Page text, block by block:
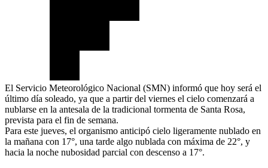
El Servicio Meteorológico Nacional (SMN) informó que hoy será el
último día soleado, ya que a partir del viernes el cielo comenzará a
nublarse en la antesala de la tradicional tormenta de Santa Rosa,
prevista para el fin de semana.
Para este jueves, el organismo anticipó cielo ligeramente nublado en
la mañana con 17°, una tarde algo nublada con máxima de 22°, y
hacia la noche nubosidad parcial con descenso a 17°.